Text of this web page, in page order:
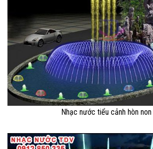
Nhạc nước tiểu cảnh hòn